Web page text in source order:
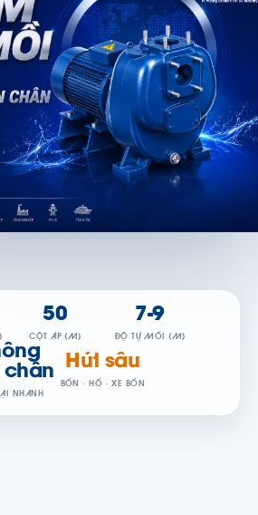
50
CỘT ÁP (M)
7-9
ĐỘ TỰ MỒI (M)
chân
NHANH
Hút sâu
BỒN · HỐ · XE BỒN